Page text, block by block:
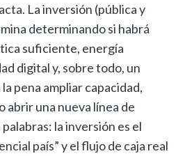
La inversión (pública y
determinando si habrá
suficiente, energía
digital y, sobre todo, un
pena ampliar capacidad,
abrir una nueva línea de
la inversión es el
país” y el flujo de caja real